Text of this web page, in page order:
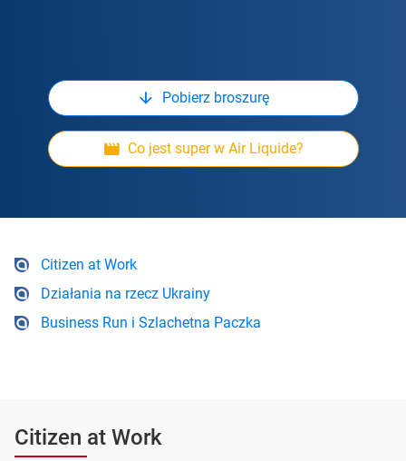
Pobierz broszurę
Co jest super w Air Liquide?
Citizen at Work
Działania na rzecz Ukrainy
Business Run i Szlachetna Paczka
Citizen at Work